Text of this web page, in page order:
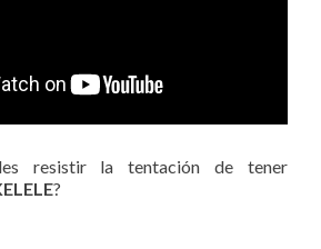
resistir la tentación de tener
?